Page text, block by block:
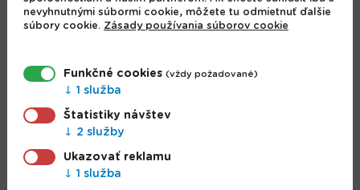
pokrievkou 18cm, 3L
nevyhnutnými súbormi cookie, môžete tu odmietnuť ďalšie
súbory cookie. Zásady používania súborov cookie
Funkčné cookies (vždy požadované)
1 služba
Štatistiky návštev
2 služby
Ukazovať reklamu
1 služba